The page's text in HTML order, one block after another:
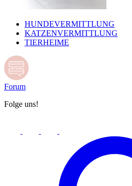
HUNDEVERMITTLUNG
KATZENVERMITTLUNG
TIERHEIME
Forum
Folge uns!